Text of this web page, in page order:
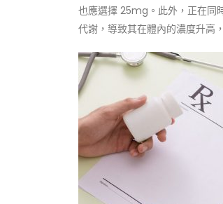
也應選擇 25mg。此外，正在同
代謝，導致其在體內的濃度升高